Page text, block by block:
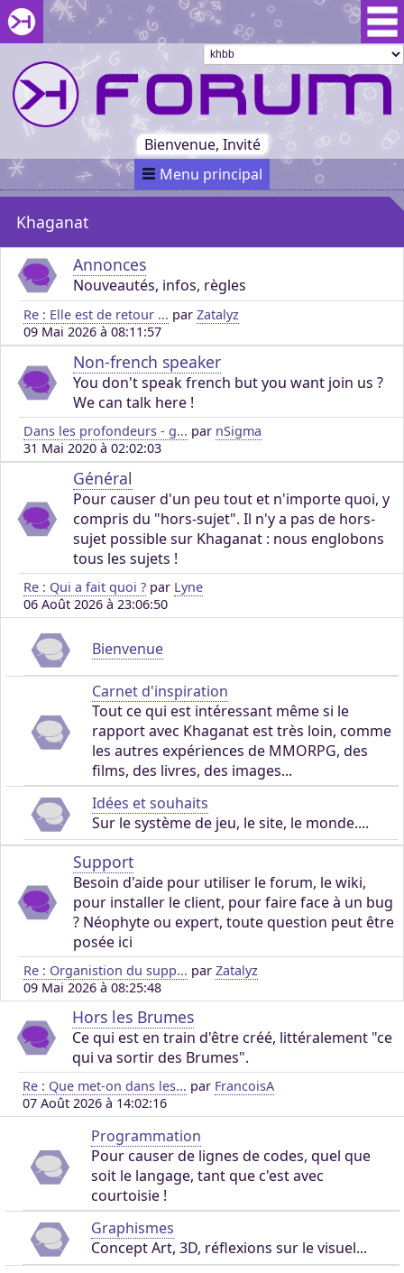
Aller au menu du forum
Aller au contenu du forum
Aller à la recherche dans le forum
Passer le
menu
Khaganat
au début
du menu
Khaganat
Bienvenue, Invité
Menu principal
Khaganat
Annonces
Nouveautés, infos, règles
Re : Elle est de retour ... par Zatalyz
09 Mai 2026 à 08:11:57
Non-french speaker
You don't speak french but you want join us ?
We can talk here !
Dans les profondeurs - g... par nSigma
31 Mai 2020 à 02:02:03
Général
Pour causer d'un peu tout et n'importe quoi, y
compris du "hors-sujet". Il n'y a pas de hors-
sujet possible sur Khaganat : nous englobons
tous les sujets !
Re : Qui a fait quoi ? par Lyne
06 Août 2026 à 23:06:50
Bienvenue
Carnet d'inspiration
Tout ce qui est intéressant même si le
rapport avec Khaganat est très loin, comme
les autres expériences de MMORPG, des
films, des livres, des images...
Idées et souhaits
Sur le système de jeu, le site, le monde....
Support
Besoin d'aide pour utiliser le forum, le wiki,
pour installer le client, pour faire face à un bug
? Néophyte ou expert, toute question peut être
posée ici
Re : Organistion du supp... par Zatalyz
09 Mai 2026 à 08:25:48
Hors les Brumes
Ce qui est en train d'être créé, littéralement "ce
qui va sortir des Brumes".
Re : Que met-on dans les... par FrancoisA
07 Août 2026 à 14:02:16
Programmation
Pour causer de lignes de codes, quel que
soit le langage, tant que c'est avec
courtoisie !
Graphismes
Concept Art, 3D, réflexions sur le visuel...